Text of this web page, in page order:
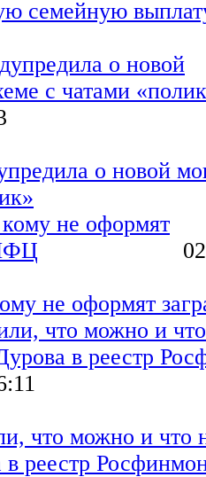
семейную
о новой
не оформят
что можно и что
реестр